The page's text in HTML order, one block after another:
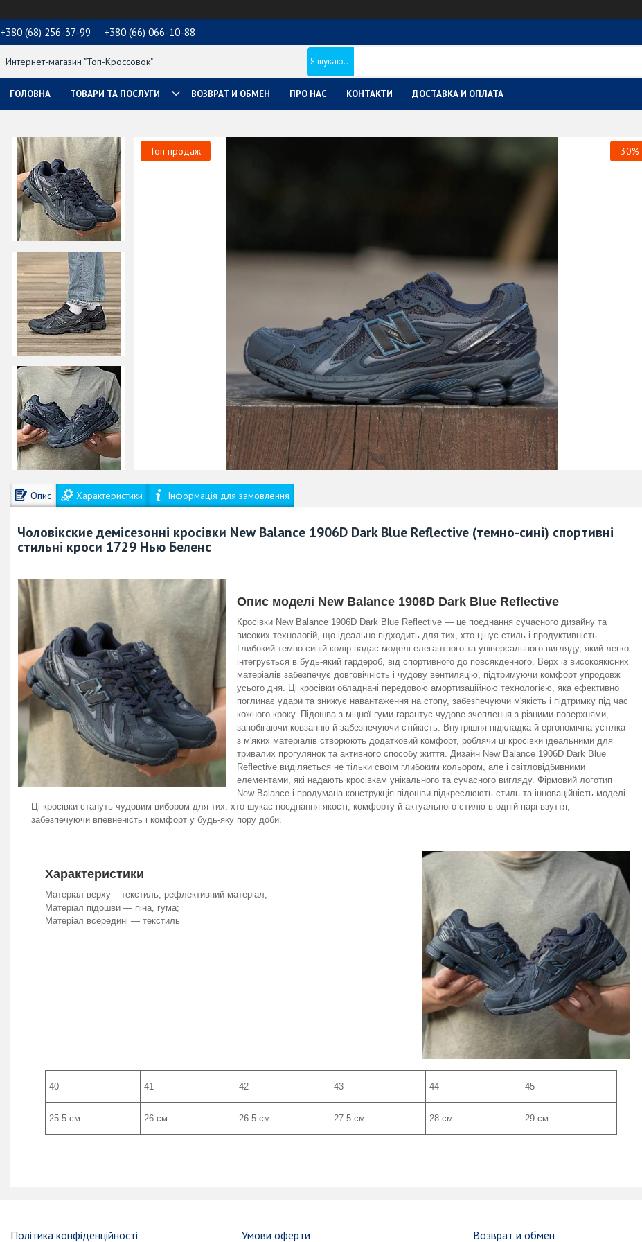
+380 (68) 256-37-99 +380 (66) 066-10-88
Интернет-магазин "Топ-Кроссовок"
ГОЛОВНА ТОВАРИ ТА ПОСЛУГИ ВОЗВРАТ И ОБМЕН ПРО НАС КОНТАКТИ ДОСТАВКА И ОПЛАТА
Топ продаж –30%
Опис Характеристики Інформація для замовлення
Чоловікские демісезонні кросівки New Balance 1906D Dark Blue Reflective (темно-сині) спортивні
стильні кроси 1729 Нью Беленс
Опис моделі New Balance 1906D Dark Blue Reflective
Кросівки New Balance 1906D Dark Blue Reflective — це поєднання сучасного дизайну та
високих технологій, що ідеально підходить для тих, хто цінує стиль і продуктивність.
Глибокий темно-синій колір надає моделі елегантного та універсального вигляду, який легко
інтегрується в будь-який гардероб, від спортивного до повсякденного. Верх із високоякісних
матеріалів забезпечує довговічність і чудову вентиляцію, підтримуючи комфорт упродовж
усього дня. Ці кросівки обладнані передовою амортизаційною технологією, яка ефективно
поглинає удари та знижує навантаження на стопу, забезпечуючи м'якість і підтримку під час
кожного кроку. Підошва з міцної гуми гарантує чудове зчеплення з різними поверхнями,
запобігаючи ковзанню й забезпечуючи стійкість. Внутрішня підкладка й ергономічна устілка
з м'яких матеріалів створюють додатковий комфорт, роблячи ці кросівки ідеальними для
тривалих прогулянок та активного способу життя. Дизайн New Balance 1906D Dark Blue
Reflective виділяється не тільки своїм глибоким кольором, але і світловідбивними
елементами, які надають кросівкам унікального та сучасного вигляду. Фірмовий логотип
New Balance і продумана конструкція підошви підкреслюють стиль та інноваційність моделі.
Ці кросівки стануть чудовим вибором для тих, хто шукає поєднання якості, комфорту й актуального стилю в одній парі взуття,
забезпечуючи впевненість і комфорт у будь-яку пору доби.
Характеристики
Матеріал верху – текстиль, рефлективний матеріал;
Матеріал підошви — піна, гума;
Матеріал всередині — текстиль
40 41 42 43 44 45
25.5 см 26 см 26.5 см 27.5 см 28 см 29 см
Політика конфіденційності Умови оферти Возврат и обмен